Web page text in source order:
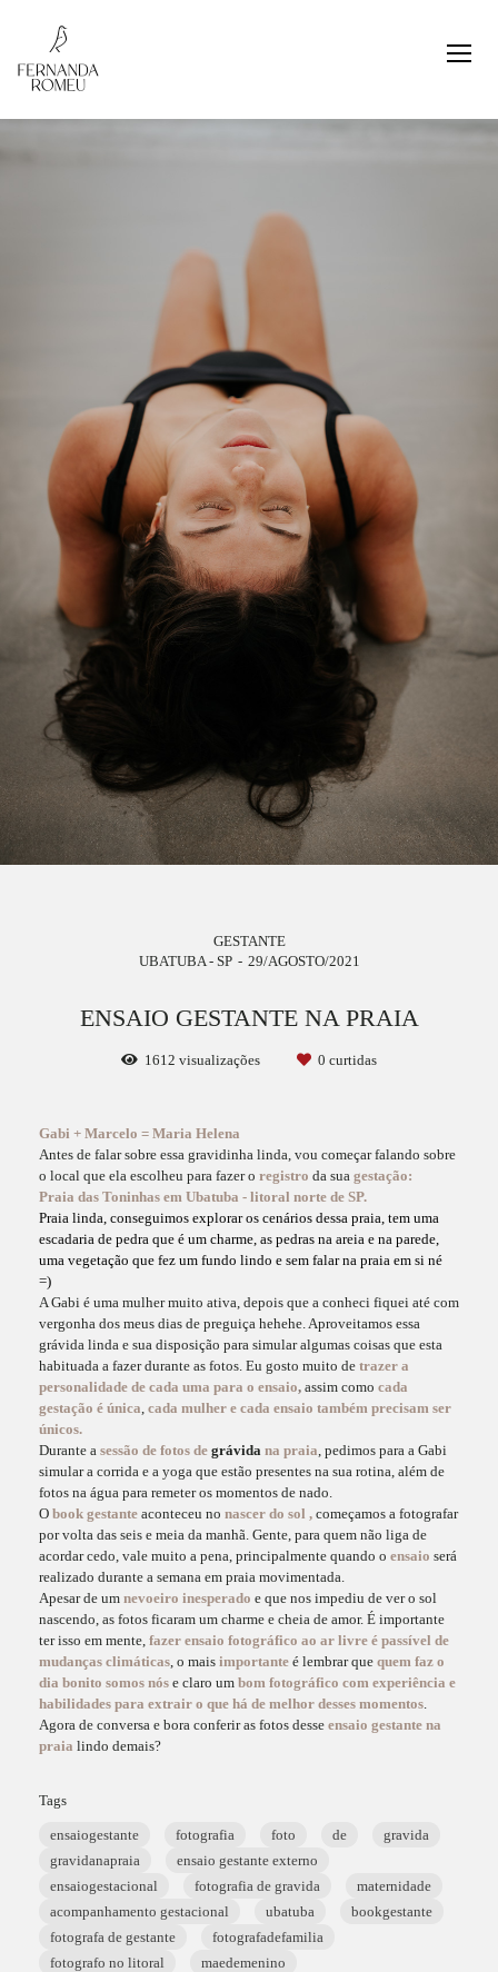
GESTANTE
UBATUBA - SP
29/AGOSTO/2021
ENSAIO GESTANTE NA PRAIA
1612 visualizações 0 curtidas
Gabi + Marcelo = Maria Helena
Antes de falar sobre essa gravidinha linda, vou começar falando sobre
o local que ela escolheu para fazer o registro da sua gestação:
Praia das Toninhas em Ubatuba - litoral norte de SP.
Praia linda, conseguimos explorar os cenários dessa praia, tem uma
escadaria de pedra que é um charme, as pedras na areia e na parede,
uma vegetação que fez um fundo lindo e sem falar na praia em si né
=)
A Gabi é uma mulher muito ativa, depois que a conheci fiquei até com
vergonha dos meus dias de preguiça hehehe. Aproveitamos essa
grávida linda e sua disposição para simular algumas coisas que esta
habituada a fazer durante as fotos. Eu gosto muito de trazer a
personalidade de cada uma para o ensaio, assim como cada
gestação é única cada mulher e cada ensaio também precisam ser
únicos.
Durante a sessão de fotos de grávida na praia , pedimos para a Gabi
simular a corrida e a yoga que estão presentes na sua rotina, além de
fotos na água para remeter os momentos de nado.
O book gestante aconteceu no nascer do sol , começamos a fotografar
por volta das seis e meia da manhã. Gente, para quem não liga de
acordar cedo, vale muito a pena, principalmente quando o ensaio será
realizado durante a semana em praia movimentada.
Apesar de um nevoeiro inesperado e que nos impediu de ver o sol
nascendo, as fotos ficaram um charme e cheia de amor. É importante
ter isso em mente, fazer ensaio fotográfico ao ar livre é passível de
mudanças climáticas , o mais importante é lembrar que quem faz o
dia bonito somos nós e claro um bom fotográfico com experiência e
habilidades para extrair o que há de melhor desses momentos
Agora de conversa e bora conferir as fotos desse ensaio gestante na
praia lindo demais?
Tags
ensaiogestante fotografia foto de
gravida
gravidanapraia
ensaio gestante externo
ensaiogestacional
fotografia de gravida
maternidade
acompanhamento gestacional
ubatuba
bookgestante
fotografa de gestante
fotografadefamilia
fotografo no litoral
maedemenino